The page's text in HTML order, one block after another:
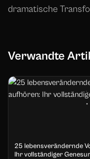
dramatische
Verwandte
25 lebensverändernde
Ihr vollständiger